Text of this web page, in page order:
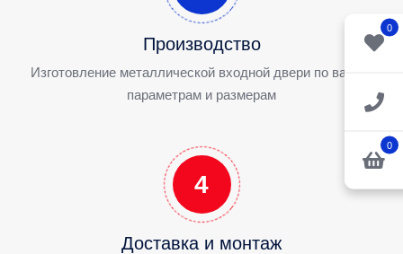
0
0
Производство
Изготовление металлической входной двери по вашим
параметрам и размерам
4
Доставка и монтаж